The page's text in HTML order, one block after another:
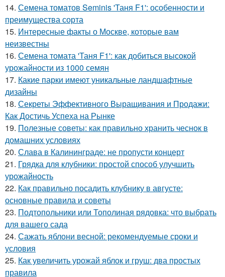
14. Семена томатов Seminis 'Таня F1': особенности и
преимущества сорта
15. Интересные факты о Москве, которые вам
неизвестны
16. Семена томата 'Таня F1': как добиться высокой
урожайности из 1000 семян
17. Какие парки имеют уникальные ландшафтные
дизайны
18. Секреты Эффективного Выращивания и Продажи:
Как Достичь Успеха на Рынке
19. Полезные советы: как правильно хранить чеснок в
домашних условиях
20. Слава в Калининграде: не пропусти концерт
21. Грядка для клубники: простой способ улучшить
урожайность
22. Как правильно посадить клубнику в августе:
основные правила и советы
23. Подтопольники или Тополиная рядовка: что выбрать
для вашего сада
24. Сажать яблони весной: рекомендуемые сроки и
условия
25. Как увеличить урожай яблок и груш: два простых
правила